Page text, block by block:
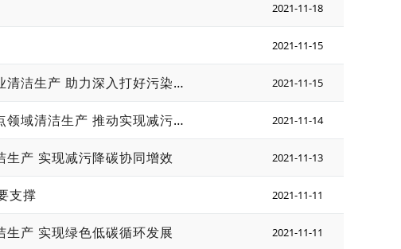
2021-11-18
2021-11-15
《“十四五”全国清洁生产推行方案》解读之五 —推进重点行业清洁生产 助力深入打好污染防治攻坚战 2021-11-15
《“十四五”全国清洁生产推行方案》解读之四 —大力推行重点领域清洁生产 推动实现减污降碳协同增效 2021-11-14
生产 实现减污降碳协同增效 2021-11-13
支撑 2021-11-11
生产 实现绿色低碳循环发展 2021-11-11